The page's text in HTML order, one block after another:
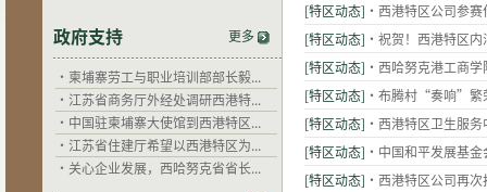
政府支持 更多
·西哈努克省省长郭宗仁赞扬西港...
·柬埔寨劳工与职业培训部部长毅...
·江苏省商务厅外经处调研西港特...
·中国驻柬埔寨大使馆到西港特区...
·江苏省住建厅希望以西港特区为...
·关心企业发展，西哈努克省省长...
干拉省省长郭宗仁：西港特区以...
[特区动态] ·西港特区公司参
[特区动态] ·祝贺！西港特区
[特区动态] ·西哈努克港工商
[特区动态] ·布腾村“奏响”繁
[特区动态] ·西港特区卫生服
[特区动态] ·中国和平发展基
[特区动态] ·西港特区公司再